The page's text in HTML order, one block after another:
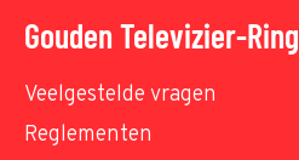
Gouden Televizier-Ring
Veelgestelde vragen
Reglementen